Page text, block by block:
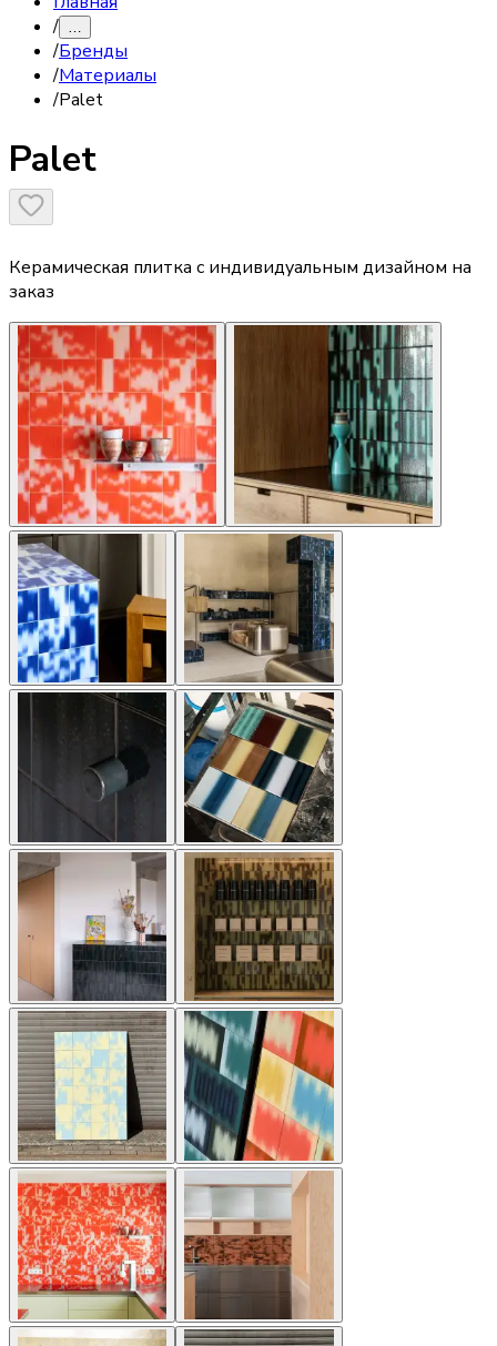
/ …
/Бренды
/Материалы
/Palet
Palet
Керамическая плитка с индивидуальным дизайном на
заказ